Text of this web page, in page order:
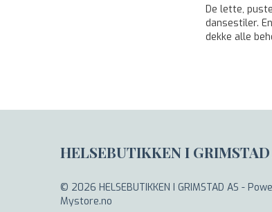
De lette,
dansestiler.
dekke alle
HELSEBUTIKKEN I GRIMSTAD
© 2026 HELSEBUTIKKEN I GRIMSTAD AS -
Mystore.no